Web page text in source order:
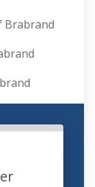
Brabrand